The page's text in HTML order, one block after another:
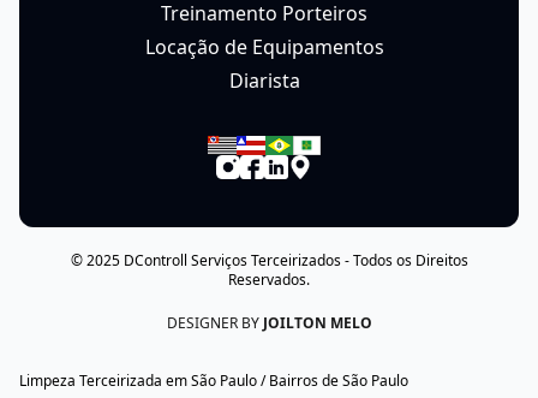
Treinamento Porteiros
Locação de Equipamentos
Diarista
© 2025 DControll Serviços Terceirizados- Todos os Direitos
Reservados.
DESIGNER BY JOILTON MELO
Limpeza Terceirizada em São Paulo / Bairros de São Paulo